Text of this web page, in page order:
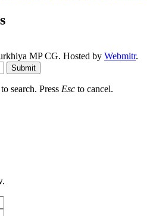
MP CG. Hosted by Webmitr.
Submit
search. Press Esc to cancel.